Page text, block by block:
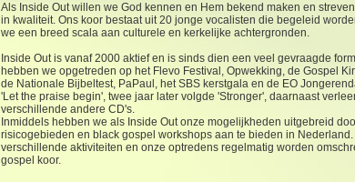
Als Inside Out willen we God kennen en Hem bekend maken en
in kwaliteit. Ons koor bestaat uit 20 jonge vocalisten die begeleid
we een breed scala aan culturele en kerkelijke achtergronden.
Inside Out is vanaf 2000 aktief en is sinds dien een veel gevraagde
hebben we opgetreden op het Flevo Festival, Opwekking, de Gospel
de Nationale Bijbeltest, PaPaul, het SBS kerstgala en de EO
'Let the praise begin', twee jaar later volgde 'Stronger', daarnaast
verschillende andere CD's.
Inmiddels hebben we als Inside Out onze mogelijkheden uitgebreid
risicogebieden en black gospel workshops aan te bieden in
verschillende aktiviteiten en onze optredens regelmatig worden
gospel koor.